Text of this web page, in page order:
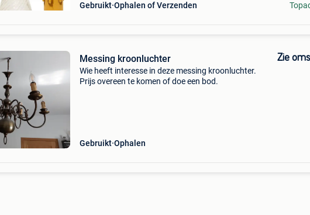
Gebruikt Ophalen of Verzenden
Messing kroonluchter
Wie heeft interesse in deze messing kroonluchter.
Prijs overeen te komen of doe een bod.
Gebruikt Ophalen
Zie